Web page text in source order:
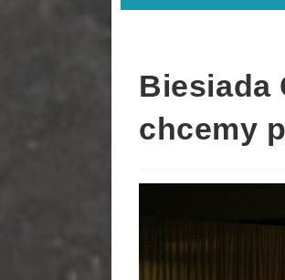
Biesiada
chcemy